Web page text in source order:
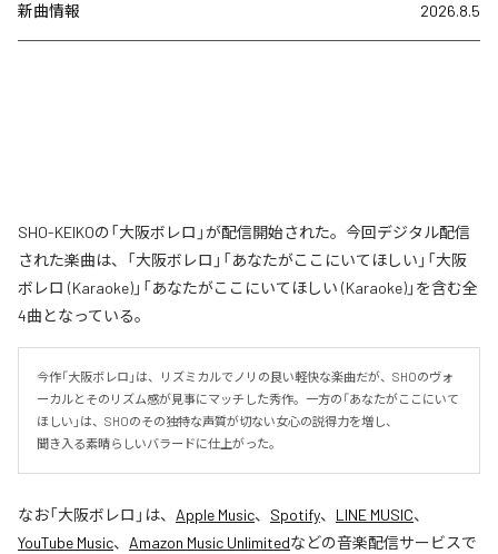
新曲情報 2026.8.5
SHO-KEIKOの「大阪ボレロ」が配信開始された。今回デジタル配信
された楽曲は、「大阪ボレロ」「あなたがここにいてほしい」「大阪
ボレロ (Karaoke)」「あなたがここにいてほしい (Karaoke)」を含む全
4曲となっている。
今作「大阪ボレロ」は、リズミカルでノリの良い軽快な楽曲だが、SHOのヴォ
ーカルとそのリズム感が見事にマッチした秀作。一方の「あなたがここにいて
ほしい」は、SHOのその独特な声質が切ない女心の説得力を増し、
聞き入る素晴らしいバラードに仕上がった。
なお「大阪ボレロ 」は、 Apple Music、 Spotify、 LINE MUSIC、
YouTube Music、 Amazon Music Unlimitedなどの音楽配信サービスで